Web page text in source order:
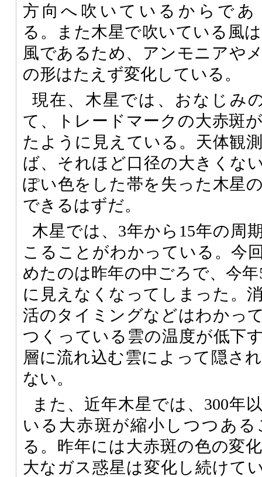
方向へ吹いているからであ
る。また木星で吹いている風
風であるため、アンモニアや
の形はたえず変化している。
現在、木星では、おなじみ
て、トレードマークの大赤斑
たように見えている。天体観
ば、それほど口径の大きくな
ぽい色をした帯を失った木星
できるはずだ。
木星では、3年から15年の周
こることがわかっている。今
めたのは昨年の中ごろで、今
に見えなくなってしまった。
活のタイミングなどはわかっ
つくっている雲の温度が低下
層に流れ込む雲によって隠さ
ない。
また、近年木星では、300年
いる大赤斑が縮小しつつあ
る。昨年には大赤斑の色の変
大なガス惑星は変化し続けて